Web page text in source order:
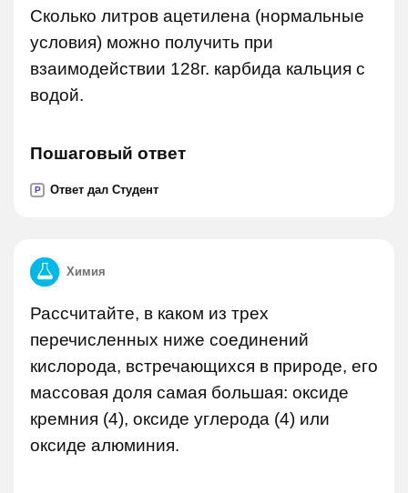
Сколько литров ацетилена (нормальные
условия) можно получить при
взаимодействии 128г. карбида кальция с
водой.
Пошаговый ответ
P Ответ дал Студент
Химия
Рассчитайте, в каком из трех
перечисленных ниже соединений
кислорода, встречающихся в природе, его
массовая доля самая большая: оксиде
кремния (4), оксиде углерода (4) или
оксиде алюминия.